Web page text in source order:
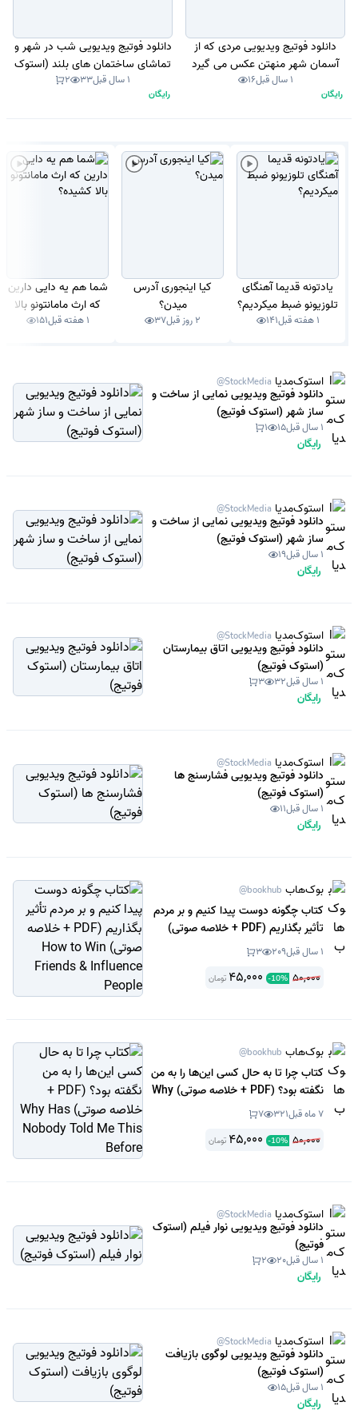
دانلود فوتیج ویدیویی مردی که از
آسمان شهر منهتن عکس می گیرد
(استوک فوتیج)1 سال قبل 16
رایگان
دانلود فوتیج ویدیویی شب در شهر و
تماشای ساختمان های بلند (استوک
فوتیج، موشن گرافیک)
1 سال قبل 33
2
رایگان
یادتونه قدیما آهنگای
تلوزیونو ضبط میکردیم؟
1 هفته قبل 141
کیا اینجوری آدرس
میدن؟
2 روز قبل 37
شما هم یه دایی دارین
که ارث مامانتونو بالا
کشیده؟
1 هفته قبل 151
استوک‌مدیا @StockMedia
دانلود فوتیج ویدیویی نمایی از ساخت و
ساز شهر (استوک فوتیج)
1 سال قبل 15
1
رایگان
استوک‌مدیا @StockMedia
دانلود فوتیج ویدیویی نمایی از ساخت و
ساز شهر (استوک فوتیج)
1 سال قبل 19
رایگان
استوک‌مدیا @StockMedia
دانلود فوتیج ویدیویی اتاق بیمارستان
(استوک فوتیج)
1 سال قبل 32
3
رایگان
استوک‌مدیا @StockMedia
دانلود فوتیج ویدیویی فشارسنج ها
(استوک فوتیج)
1 سال قبل 11
رایگان
بوک‌هاب @bookhub
کتاب چگونه دوست پیدا کنیم و بر مردم
تأثیر بگذاریم (PDF + خلاصه صوتی)
How to Win Friends & Influence1 سال قبل 209
3
50,000
-10%
45,000 تومان
بوک‌هاب @bookhub
کتاب چرا تا به حال کسی این‌ها را به من
نگفته بود؟ (PDF + خلاصه صوتی) Why
Has Nobody Told Me This Before
7 ماه قبل 321
7
50,000
-10%
45,000 تومان
استوک‌مدیا @StockMedia
دانلود فوتیج ویدیویی نوار فیلم (استوک
فوتیج)
1 سال قبل 20
2
رایگان
استوک‌مدیا @StockMedia
دانلود فوتیج ویدیویی لوگوی بازیافت
(استوک فوتیج)
1 سال قبل 15
رایگان